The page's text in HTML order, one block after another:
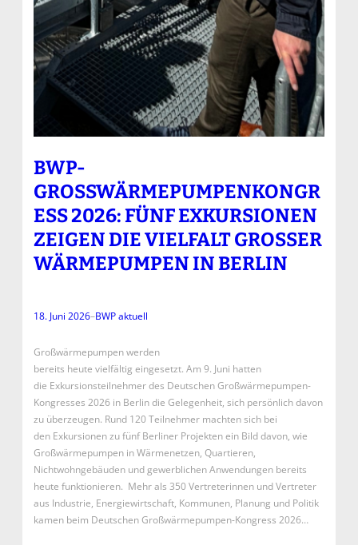
BWP-
GROSSWÄRMEPUMPENKONGRE
SS 2026: FÜNF EXKURSIONEN Z
EIGEN DIE VIELFALT GROSSER WÄ
RMEPUMPEN IN BERLIN
18. Juni 2026–BWP aktuell
Großwärmepumpen werden
bereits heute vielfältig eingesetzt. Am 9. Juni hatten
die Exkursionsteilnehmer des Deutschen Großwärmepumpen-
Kongresses 2026 in Berlin die Gelegenheit, sich persönlich davon
zu überzeugen. Rund 120 Teilnehmer machten sich bei
den Exkursionen zu fünf Berliner Projekten ein Bild davon, wie
Großwärmepumpen in Wärmenetzen, Quartieren,
Nichtwohngebäuden und gewerblichen Anwendungen bereits
heute funktionieren. Mehr als 350 Vertreterinnen und Vertreter
aus Industrie, Energiewirtschaft, Kommunen, Planung und Politik
kamen beim Deutschen Großwärmepumpen-Kongress 2026…